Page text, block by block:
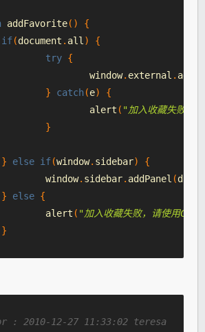
addFavorite()
{
if(document . all )
{
try {
			window
. external .
}
catch(e)
{
			alert
( "加入收藏失败，
}
} else if(window. sidebar)
{
		window
. sidebar. addPanel (
}
else {
		alert
( "加入收藏失败，请使用
}
: 2010-12-27 11:33:02 teresa